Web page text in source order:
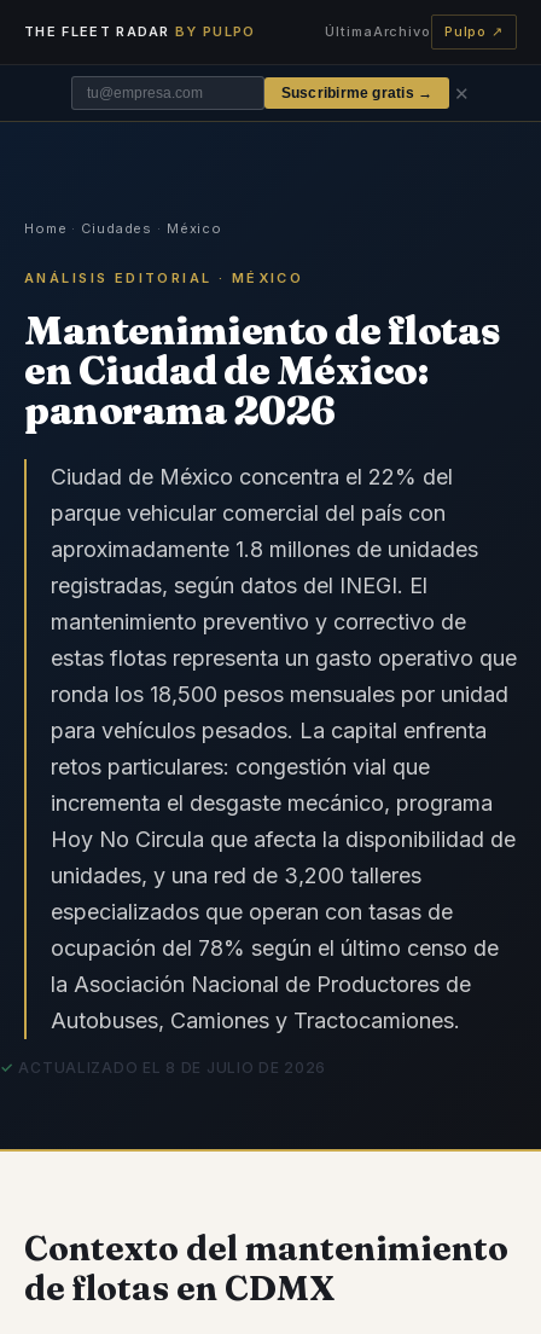
THE FLEET RADARBY PULPO ÚltimaArchivo Pulpo ↗
Suscribirme gratis → ✕
Home · Ciudades · México
ANÁLISIS EDITORIAL · MÉXICO
Mantenimiento de flotas
en Ciudad de México:
panorama 2026
Ciudad de México concentra el 22% del
parque vehicular comercial del país con
aproximadamente 1.8 millones de unidades
registradas, según datos del INEGI. El
mantenimiento preventivo y correctivo de
estas flotas representa un gasto operativo que
ronda los 18,500 pesos mensuales por unidad
para vehículos pesados. La capital enfrenta
retos particulares: congestión vial que
incrementa el desgaste mecánico, programa
Hoy No Circula que afecta la disponibilidad de
unidades, y una red de 3,200 talleres
especializados que operan con tasas de
ocupación del 78% según el último censo de
la Asociación Nacional de Productores de
Autobuses, Camiones y Tractocamiones.
ACTUALIZADO EL 8 DE JULIO DE 2026
Contexto del mantenimiento
de flotas en CDMX